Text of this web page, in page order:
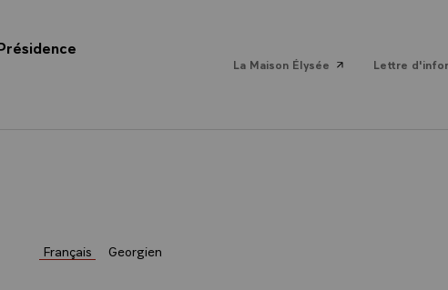
La Maison Élysée Lettre
Français Georgien